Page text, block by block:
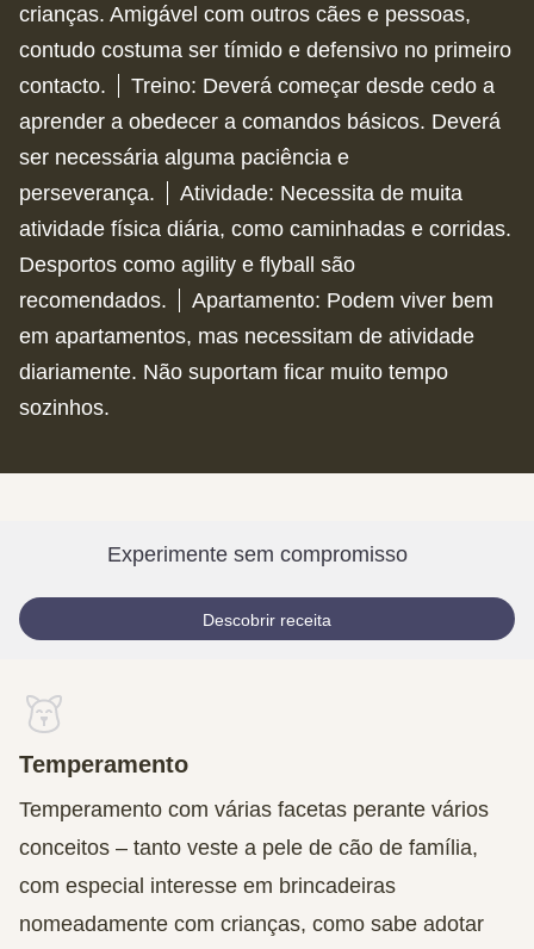
crianças. Amigável com outros cães e pessoas,
contudo costuma ser tímido e defensivo no primeiro
contacto.
Treino: Deverá começar desde cedo a
aprender a obedecer a comandos básicos. Deverá
ser necessária alguma paciência e
perseverança.
Atividade: Necessita de muita
atividade física diária, como caminhadas e corridas.
Desportos como agility e flyball são
recomendados.
Apartamento: Podem viver bem
em apartamentos, mas necessitam de atividade
diariamente. Não suportam ficar muito tempo
sozinhos.
Experimente sem compromisso
Descobrir receita
Temperamento
Temperamento com várias facetas perante vários
conceitos – tanto veste a pele de cão de família,
com especial interesse em brincadeiras
nomeadamente com crianças, como sabe adotar